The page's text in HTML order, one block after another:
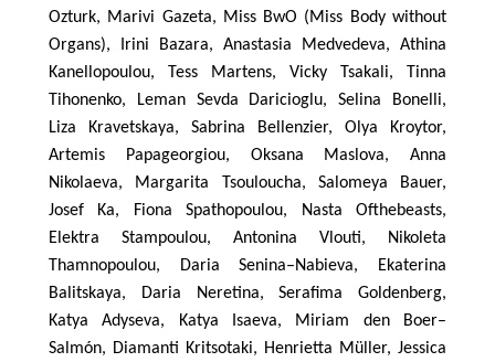
Ozturk, Marivi Gazeta, Miss BwO (Miss Body without
Organs), Irini Bazara, Anastasia Medvedeva, Athina
Kanellopoulou, Tess Martens, Vicky Tsakali, Tinna
Tihonenko, Leman Sevda Daricioglu,Selina Bonelli,
Liza
Kravetskaya,Sabrina Bellenzier, Olya Kroytor,
Artemis
Papageorgiou, Oksana Maslova, Anna
Nikolaeva, Margarita Tsouloucha, Salomeya Bauer,
Josef
Ka, Fiona Spathopoulou, Nasta Ofthebeasts,
Elektra
Stampoulou,Antonina Vlouti,
Nikoleta
Thamnopoulou, Daria Senina–Nabieva,
Ekaterina
Balitskaya, Daria Neretina,Serafima Goldenberg,
Katya
Adyseva, Katya Isaeva, Miriam den Boer–
Salmón, Diamanti Kritsotaki, Henrietta Müller, Jessica